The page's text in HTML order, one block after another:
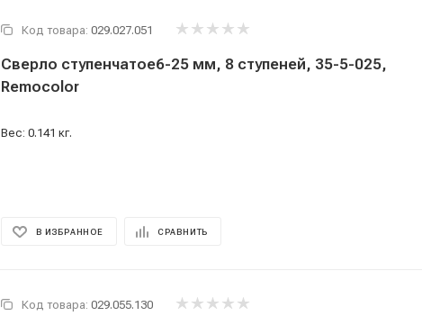
Код товара: 029.027.051
Сверло ступенчатое6-25 мм, 8 ступеней, 35-5-025,
Remocolor
Вес: 0.141 кг.
В ИЗБРАННОЕ СРАВНИТЬ
Код товара: 029.055.130